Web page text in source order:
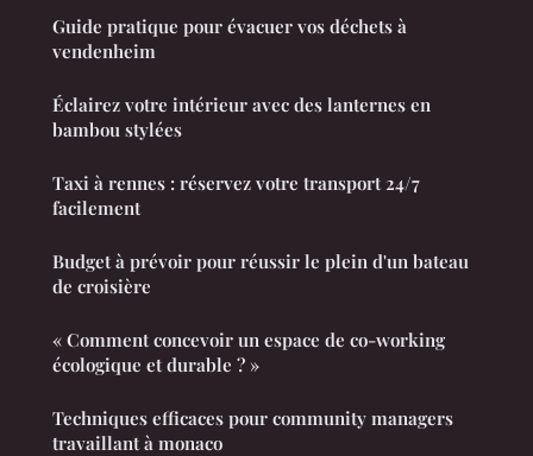
Guide pratique pour évacuer vos déchets à
vendenheim
Éclairez votre intérieur avec des lanternes en
bambou stylées
Taxi à rennes : réservez votre transport 24/7
facilement
Budget à prévoir pour réussir le plein d'un bateau
de croisière
« Comment concevoir un espace de co-working
écologique et durable ? »
Techniques efficaces pour community managers
travaillant à monaco